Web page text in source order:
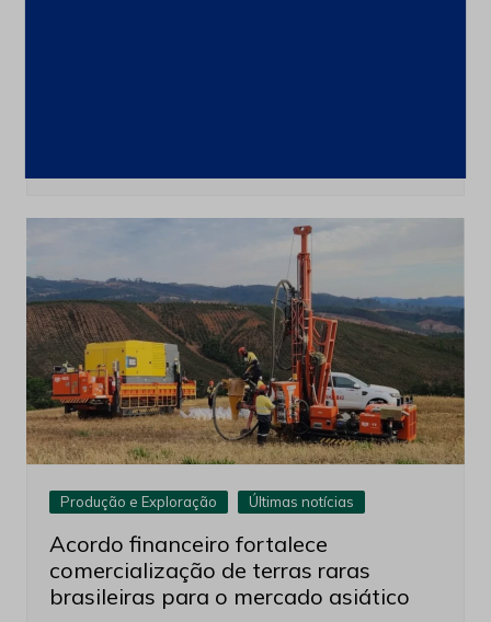
Produção e Exploração Últimas notícias
Acordo financeiro fortalece
comercialização de terras raras
brasileiras para o mercado asiático